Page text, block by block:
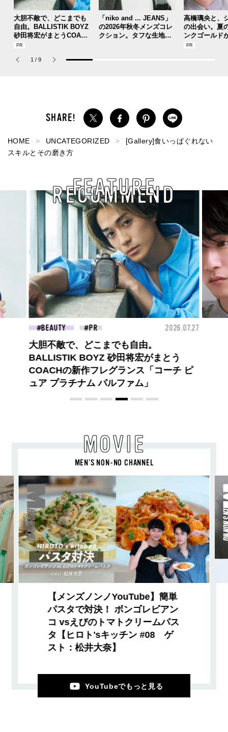
大胆不敵で、どこまでも
自由。BALLISTIK BOYZ
砂田将宏がまとうCOACH
の新作フレグランス「コ
パルファム」
「niko and ... JEANS」
の2026年秋冬メンズコレ
クション。タフな生地、
高橋璃央と、
の出会い。夏
ンクゴールド
SUMMER
1 / 9
HOME UNCATEGORIZED
[Gallery]食いっぱぐれない
スキルとその磨き方
RECOMMEND
FEATURE
FASHION 2026.07.09
高橋璃央と、ジュエッテの出会い。夏の
定番、ピンクゴールドが印象的
な“SUMMER PINK”［meets Jouete!
Vol.12］
MOVIE
MEN’S NON-NO CHANNEL
【メンズノンノYouTube】簡単
パスタで対決！ ボンゴレビアン
コ vsえびのトマトクリームパス
タ【ヒロト'sキッチン #08 ゲ
スト：松井大奈】
YouTubeでもっと見る